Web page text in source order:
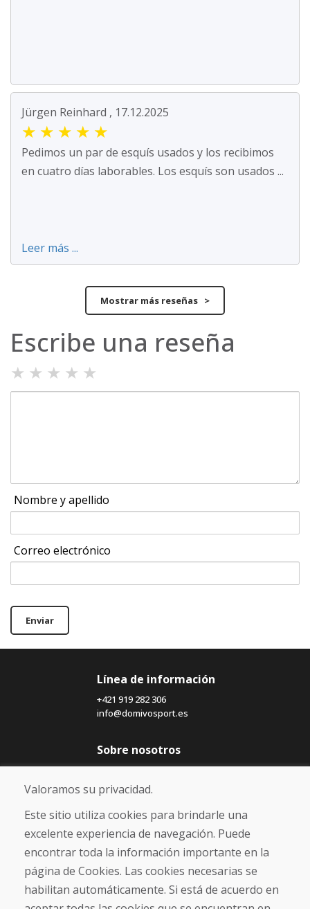
Jürgen Reinhard , 17.12.2025
★ ★ ★ ★ ★
Pedimos un par de esquís usados y los recibimos
en cuatro días laborables. Los esquís son usados ...
Leer más ...
Mostrar más reseñas >
Escribe una reseña
★ ★ ★ ★ ★
Nombre y apellido
Correo electrónico
Enviar
Línea de información
+421 919 282 306
info@domivosport.es
Sobre nosotros
Blog
Sobre nosotros
Comercio
Contacto
Compra
Tienda electrónica
Envío y pago
Valoramos su privacidad.
Este sitio utiliza cookies para brindarle una
excelente experiencia de navegación. Puede
encontrar toda la información importante en la
página de Cookies. Las cookies necesarias se
habilitan automáticamente. Si está de acuerdo en